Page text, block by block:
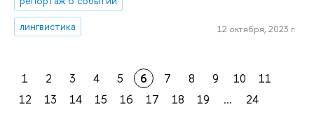
лингвистика
12 октября, 2023 г.
1 2 3 4 5 6 7 8 9 10
11
12
13 14 15 16 17 18 19 ... 24